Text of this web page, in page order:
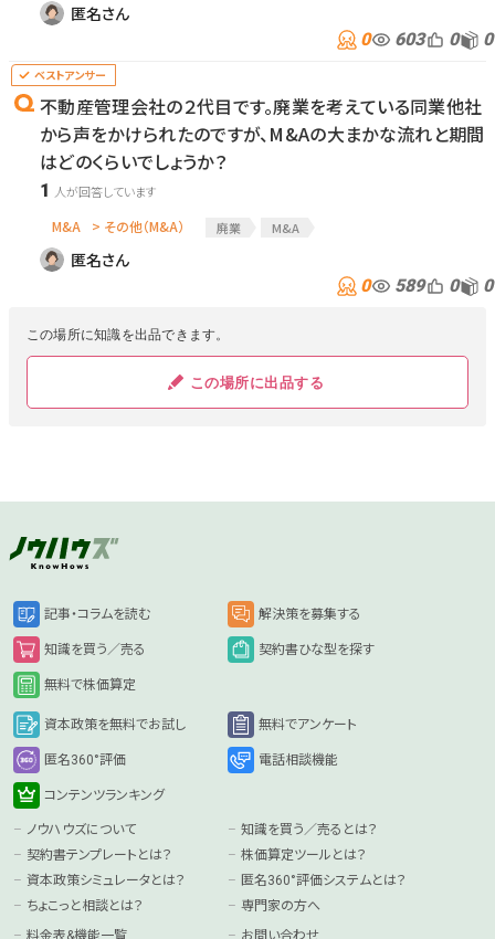
匿名さん
0 603 0 0
不動産管理会社の２代目です。廃業を考えている同業他社
から声をかけられたのですが、M&Aの大まかな流れと期間
はどのくらいでしょうか？
1
M&A > その他（M&A） 廃業 M&A
匿名さん
0 589 0 0
この場所に知識を出品できます。
この場所に出品する
記事・コラムを読む 解決策を募集する
知識を買う／売る 契約書ひな型を探す
無料で株価算定
資本政策を無料でお試し 無料でアンケート
匿名360°評価 電話相談機能
コンテンツランキング
ノウハウズについて
知識を買う／売るとは？
契約書テンプレートとは？
株価算定ツールとは？
資本政策シミュレータとは？
匿名360°評価システムとは？
ちょこっと相談とは？
専門家の方へ
料金表&機能一覧
お問い合わせ